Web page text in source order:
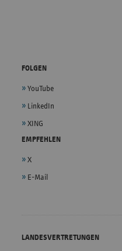
FOLGEN
YouTube
LinkedIn
XING
EMPFEHLEN
X
E-Mail
LANDESVERTRETUNGEN